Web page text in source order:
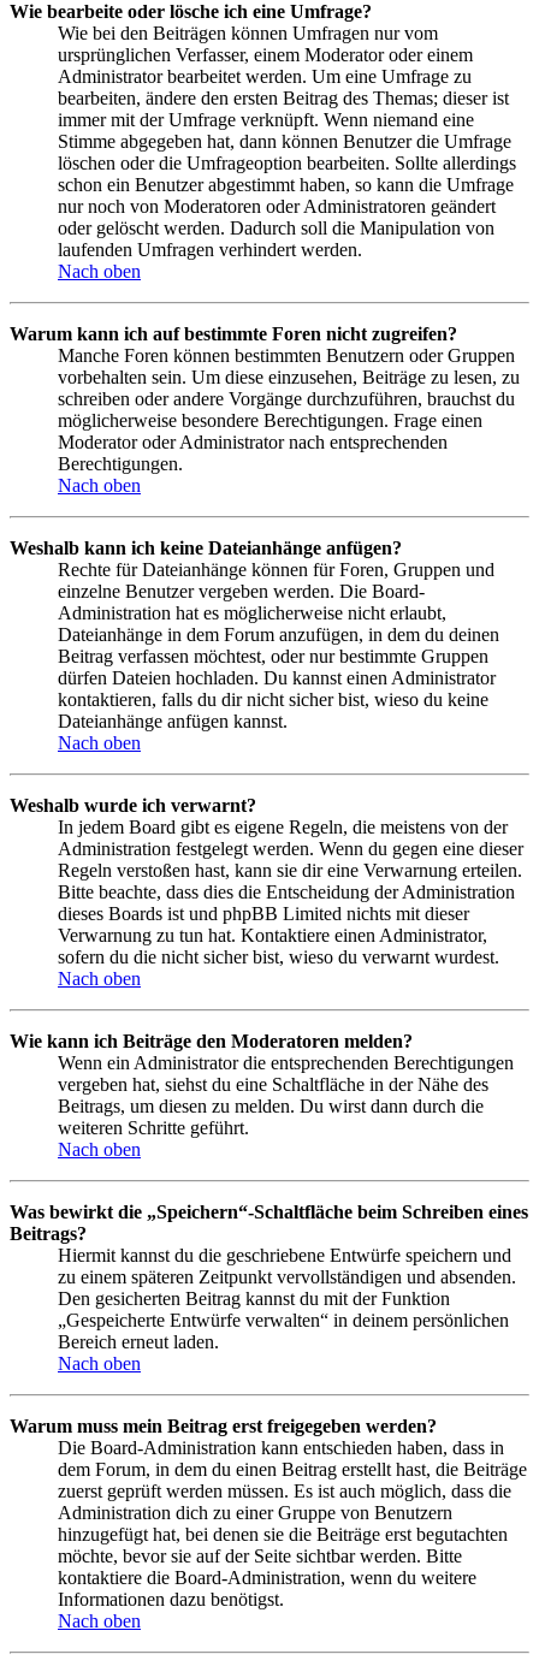
Wie bearbeite oder lösche ich eine Umfrage?
Wie bei den Beiträgen können Umfragen nur vom
ursprünglichen Verfasser, einem Moderator oder einem
Administrator bearbeitet werden. Um eine Umfrage zu
bearbeiten, ändere den ersten Beitrag des Themas; dieser ist
immer mit der Umfrage verknüpft. Wenn niemand eine
Stimme abgegeben hat, dann können Benutzer die Umfrage
löschen oder die Umfrageoption bearbeiten. Sollte allerdings
schon ein Benutzer abgestimmt haben, so kann die Umfrage
nur noch von Moderatoren oder Administratoren geändert
oder gelöscht werden. Dadurch soll die Manipulation von
laufenden Umfragen verhindert werden.
Nach oben
Warum kann ich auf bestimmte Foren nicht zugreifen?
Manche Foren können bestimmten Benutzern oder Gruppen
vorbehalten sein. Um diese einzusehen, Beiträge zu lesen, zu
schreiben oder andere Vorgänge durchzuführen, brauchst du
möglicherweise besondere Berechtigungen. Frage einen
Moderator oder Administrator nach entsprechenden
Berechtigungen.
Nach oben
Weshalb kann ich keine Dateianhänge anfügen?
Rechte für Dateianhänge können für Foren, Gruppen und
einzelne Benutzer vergeben werden. Die Board-
Administration hat es möglicherweise nicht erlaubt,
Dateianhänge in dem Forum anzufügen, in dem du deinen
Beitrag verfassen möchtest, oder nur bestimmte Gruppen
dürfen Dateien hochladen. Du kannst einen Administrator
kontaktieren, falls du dir nicht sicher bist, wieso du keine
Dateianhänge anfügen kannst.
Nach oben
Weshalb wurde ich verwarnt?
In jedem Board gibt es eigene Regeln, die meistens von der
Administration festgelegt werden. Wenn du gegen eine dieser
Regeln verstoßen hast, kann sie dir eine Verwarnung erteilen.
Bitte beachte, dass dies die Entscheidung der Administration
dieses Boards ist und phpBB Limited nichts mit dieser
Verwarnung zu tun hat. Kontaktiere einen Administrator,
sofern du die nicht sicher bist, wieso du verwarnt wurdest.
Nach oben
Wie kann ich Beiträge den Moderatoren melden?
Wenn ein Administrator die entsprechenden Berechtigungen
vergeben hat, siehst du eine Schaltfläche in der Nähe des
Beitrags, um diesen zu melden. Du wirst dann durch die
weiteren Schritte geführt.
Nach oben
Was bewirkt die „Speichern“-Schaltfläche beim Schreiben eines
Beitrags?
Hiermit kannst du die geschriebene Entwürfe speichern und
zu einem späteren Zeitpunkt vervollständigen und absenden.
Den gesicherten Beitrag kannst du mit der Funktion
„Gespeicherte Entwürfe verwalten“ in deinem persönlichen
Bereich erneut laden.
Nach oben
Warum muss mein Beitrag erst freigegeben werden?
Die Board-Administration kann entschieden haben, dass in
dem Forum, in dem du einen Beitrag erstellt hast, die Beiträge
zuerst geprüft werden müssen. Es ist auch möglich, dass die
Administration dich zu einer Gruppe von Benutzern
hinzugefügt hat, bei denen sie die Beiträge erst begutachten
möchte, bevor sie auf der Seite sichtbar werden. Bitte
kontaktiere die Board-Administration, wenn du weitere
Informationen dazu benötigst.
Nach oben